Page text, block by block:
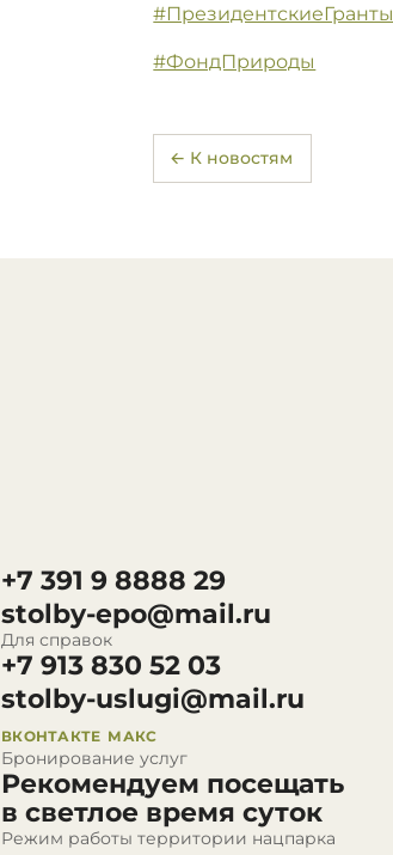
#ПрезидентскиеГранты
#ФондПрироды
← К новостям
+7 391 9 8888 29
stolby-epo@mail.ru
Для справок
+7 913 830 52 03
stolby-uslugi@mail.ru
ВКОНТАКТЕ МАКС
Бронирование услуг
Рекомендуем посещать
в светлое время суток
Режим работы территории нацпарка